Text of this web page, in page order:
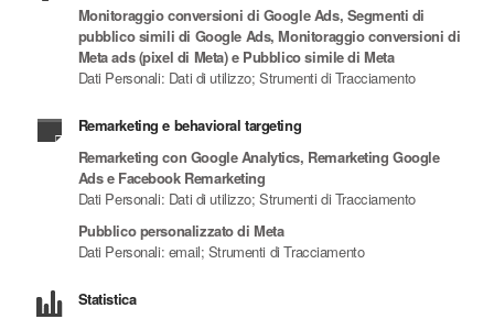
Monitoraggio conversioni di Google Ads, Segmenti di
pubblico simili di Google Ads, Monitoraggio conversioni di
Meta ads (pixel di Meta) e Pubblico simile di Meta
Dati Personali: Dati di utilizzo; Strumenti di Tracciamento
Remarketing e behavioral targeting
Remarketing con Google Analytics, Remarketing Google
Ads e Facebook Remarketing
Dati Personali: Dati di utilizzo; Strumenti di Tracciamento
Pubblico personalizzato di Meta
Dati Personali: email; Strumenti di Tracciamento
Statistica